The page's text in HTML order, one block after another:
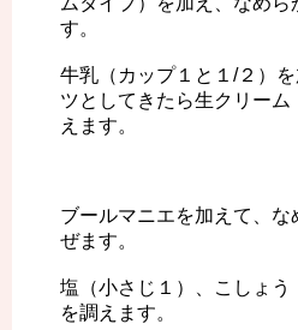
す。
牛乳（カップ１と１/２）
ツとしてきたら生クリーム
えます。
ブールマニエを加えて、な
ぜます。
塩（小さじ１）、こしょう
を調えます。